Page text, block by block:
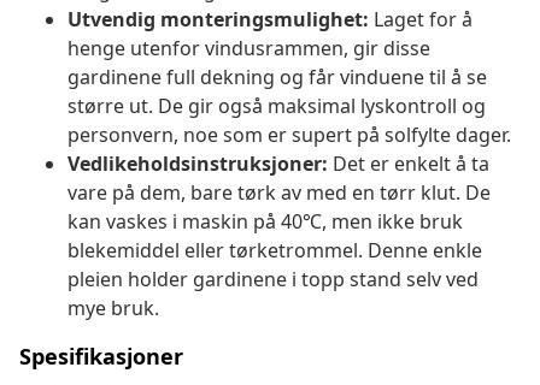
Utvendig monteringsmulighet: Laget for å
henge utenfor vindusrammen, gir disse
gardinene full dekning og får vinduene til å se
større ut. De gir også maksimal lyskontroll og
personvern, noe som er supert på solfylte dager.
Vedlikeholdsinstruksjoner: Det er enkelt å ta
vare på dem, bare tørk av med en tørr klut. De
kan vaskes i maskin på 40℃, men ikke bruk
blekemiddel eller tørketrommel. Denne enkle
pleien holder gardinene i topp stand selv ved
mye bruk.
Spesifikasjoner